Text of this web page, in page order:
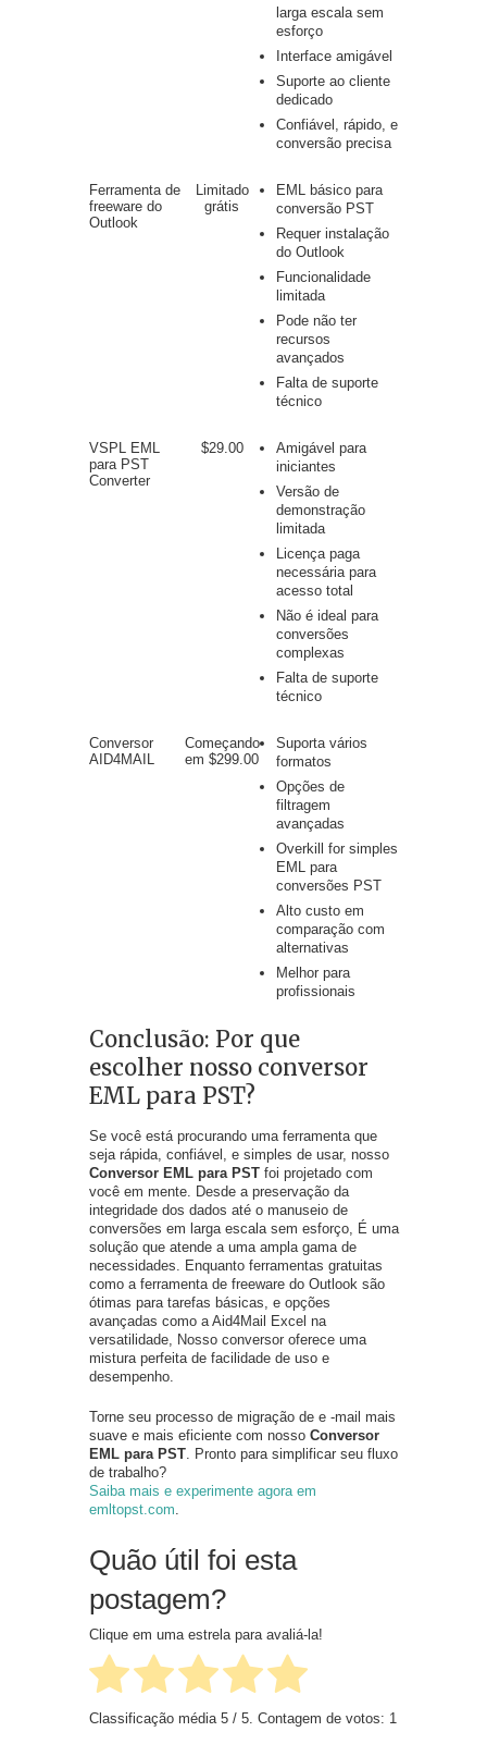
larga escala sem
esforço
Interface amigável
Suporte ao cliente
dedicado
Confiável, rápido, e
conversão precisa
Ferramenta de
freeware do
Outlook
Limitado
grátis
EML básico para
conversão PST
Requer instalação
do Outlook
Funcionalidade
limitada
Pode não ter
recursos
avançados
Falta de suporte
técnico
VSPL EML
para PST
Converter
$29.00
Amigável para
iniciantes
Versão de
demonstração
limitada
Licença paga
necessária para
acesso total
Não é ideal para
conversões
complexas
Falta de suporte
técnico
Conversor
AID4MAIL
Começando
em $299.00
Suporta vários
formatos
Opções de
filtragem
avançadas
Overkill for simples
EML para
conversões PST
Alto custo em
comparação com
alternativas
Melhor para
profissionais
Conclusão: Por que
escolher nosso conversor
EML para PST?
Se você está procurando uma ferramenta que
seja rápida, confiável, e simples de usar, nosso
Conversor EML para PSTfoi projetado com
você em mente. Desde a preservação da
integridade dos dados até o manuseio de
conversões em larga escala sem esforço, É uma
solução que atende a uma ampla gama de
necessidades. Enquanto ferramentas gratuitas
como a ferramenta de freeware do Outlook são
ótimas para tarefas básicas, e opções
avançadas como a Aid4Mail Excel na
versatilidade, Nosso conversor oferece uma
mistura perfeita de facilidade de uso e
desempenho.
Torne seu processo de migração de e -mail mais
suave e mais eficiente com nosso Conversor
EML para PST. Pronto para simplificar seu fluxo
de trabalho?
Saiba mais e experimente agora em
emltopst.com
Quão útil foi esta
postagem?
Clique em uma estrela para avaliá-la!
Classificação média 5/ 5. Contagem de votos: 1